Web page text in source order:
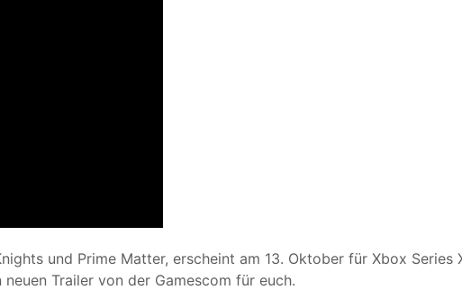
und Prime Matter, erscheint am 13. Oktober für Xbox Series
Trailer von der Gamescom für euch.